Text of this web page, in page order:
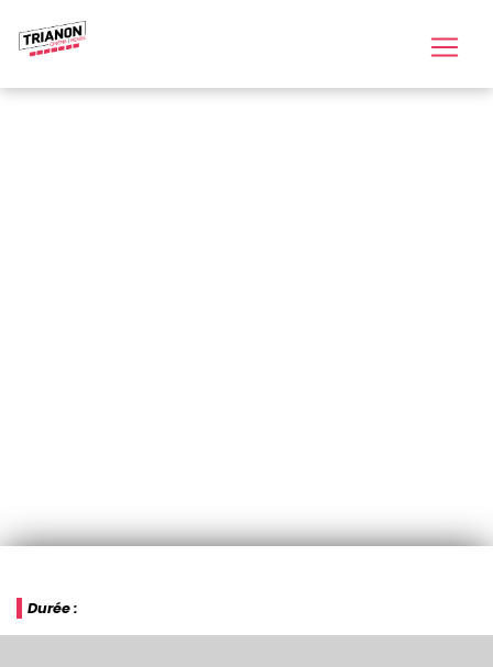
Durée :